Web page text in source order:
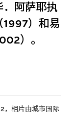
．阿萨耶执
）和易
）。
，相片由城市国际